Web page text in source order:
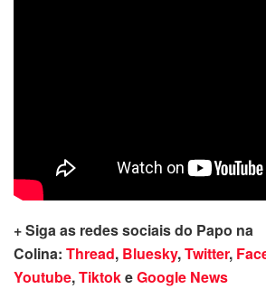
+ Siga as redes sociais do Papo na
Colina: Thread, Bluesky,Twitter,
Youtube,TiktokeGoogle News